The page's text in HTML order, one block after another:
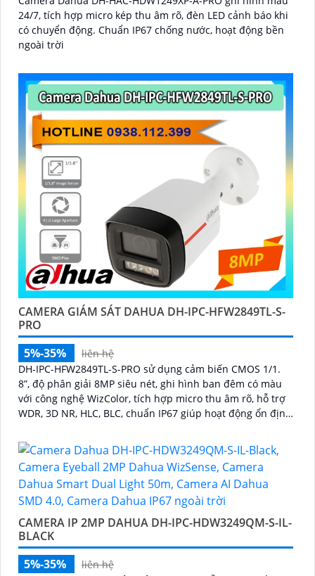
24/7, tích hợp micro kép thu âm rõ, đèn LED cảnh báo khi
có chuyển động. Chuẩn IP67 chống nước, hoạt động bền
ngoài trời
CAMERA GIÁM SÁT DAHUA DH-IPC-HFW2849TL-S-
PRO
5%-35%
liên hệ
DH-IPC-HFW2849TL-S-PRO sử dụng cảm biến CMOS 1/1.
8”, độ phân giải 8MP siêu nét, ghi hình ban đêm có màu
với công nghệ WizColor, tích hợp micro thu âm rõ, hỗ trợ
WDR, 3D NR, HLC, BLC, chuẩn IP67 giúp hoạt động ổn định
CAMERA IP 2MP DAHUA DH-IPC-HDW3249QM-S-IL-
BLACK
5%-35%
liên hệ